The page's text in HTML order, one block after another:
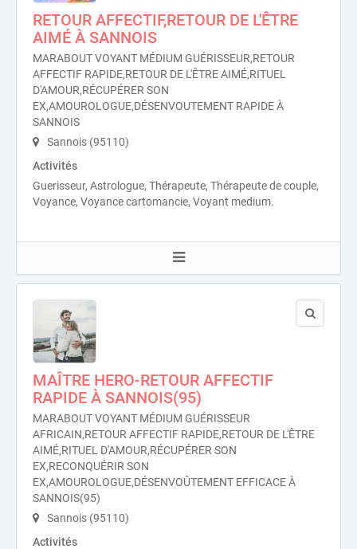
RETOUR AFFECTIF,RETOUR DE L'ÊTRE
AIMÉ À SANNOIS
MARABOUT VOYANT MÉDIUM GUÉRISSEUR,RETOUR
AFFECTIF RAPIDE,RETOUR DE L'ÊTRE AIMÉ,RITUEL
D'AMOUR,RÉCUPÉRER SON
EX,AMOUROLOGUE,DÉSENVOUTEMENT RAPIDE À
SANNOIS
Sannois (95110)
Activités
Guerisseur, Astrologue, Thérapeute, Thérapeute de couple,
Voyance, Voyance cartomancie, Voyant medium.
MAÎTRE HERO-RETOUR AFFECTIF
RAPIDE À SANNOIS(95)
MARABOUT VOYANT MÉDIUM GUÉRISSEUR
AFRICAIN,RETOUR AFFECTIF RAPIDE,RETOUR DE L'ÊTRE
AIMÉ,RITUEL D'AMOUR,RÉCUPÉRER SON
EX,RECONQUÉRIR SON
EX,AMOUROLOGUE,DÉSENVOÛTEMENT EFFICACE À
SANNOIS(95)
Sannois (95110)
Activités